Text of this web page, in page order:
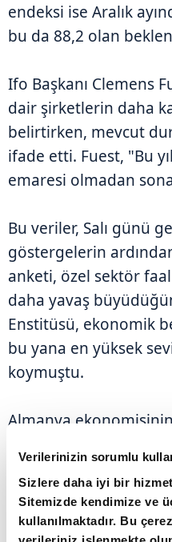
Verilerinizin sorumlu
Sizlere daha iyi bir
Sitemizde kendimize ve
kullanılmaktadır. Bu
endeksi ise Aralık
bu da 88,2 olan
Ifo Başkanı Clemens
dair şirketlerin daha
belirtirken, mevcut
ifade etti. Fuest, "Bu
emaresi olmadan
Bu veriler, Salı günü
göstergelerin
anketi, özel sektör
daha yavaş
Enstitüsü, ekonomik
bu yana en yüksek
koymuştu.
Almanya
bekleniyor. Ancak
harcamalarındaki
görülen yüzde 0,2'lik